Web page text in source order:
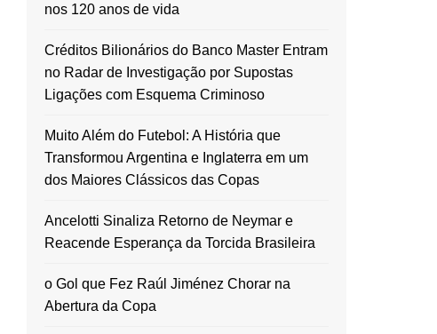
nos 120 anos de vida
Créditos Bilionários do Banco Master Entram
no Radar de Investigação por Supostas
Ligações com Esquema Criminoso
Muito Além do Futebol: A História que
Transformou Argentina e Inglaterra em um
dos Maiores Clássicos das Copas
Ancelotti Sinaliza Retorno de Neymar e
Reacende Esperança da Torcida Brasileira
o Gol que Fez Raúl Jiménez Chorar na
Abertura da Copa